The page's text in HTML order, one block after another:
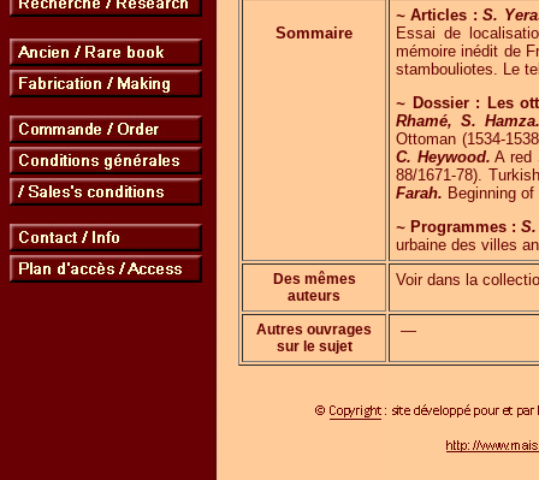
Sommaire
~ Articles :S.
Essai de
mémoire inédit de
stambouliotes. Le
~ Dossier : Les
Rhamé, S.
Ottoman (1534-
C. Heywood. A red
88/1671-78).
Farah. Beginning
~ Programmes :
urbaine des villes
Des mêmes
auteurs
Voir dans la
Autres ouvrages
sur le sujet
—